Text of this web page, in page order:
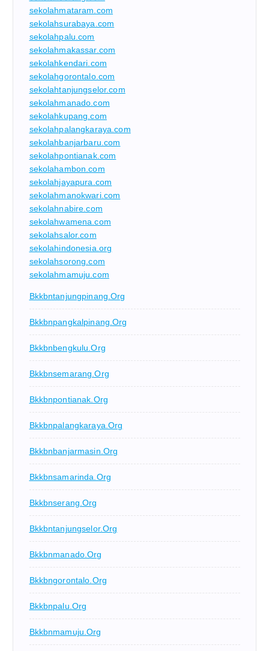
sekolahmataram.com
sekolahsurabaya.com
sekolahpalu.com
sekolahmakassar.com
sekolahkendari.com
sekolahgorontalo.com
sekolahtanjungselor.com
sekolahmanado.com
sekolahkupang.com
sekolahpalangkaraya.com
sekolahbanjarbaru.com
sekolahpontianak.com
sekolahambon.com
sekolahjayapura.com
sekolahmanokwari.com
sekolahnabire.com
sekolahwamena.com
sekolahsalor.com
sekolahindonesia.org
sekolahsorong.com
sekolahmamuju.com
Bkkbntanjungpinang.org
Bkkbnpangkalpinang.org
Bkkbnbengkulu.org
Bkkbnsemarang.org
Bkkbnpontianak.org
Bkkbnpalangkaraya.org
Bkkbnbanjarmasin.org
Bkkbnsamarinda.org
Bkkbnserang.org
Bkkbntanjungselor.org
Bkkbnmanado.org
Bkkbngorontalo.org
Bkkbnpalu.org
Bkkbnmamuju.org